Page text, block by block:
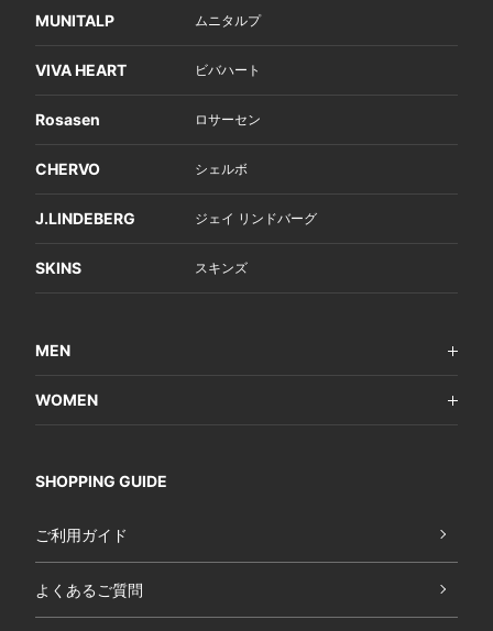
MUNITALP ムニタルプ
VIVA HEART ビバハート
Rosasen ロサーセン
CHERVO シェルボ
J.LINDEBERG ジェイ リンドバーグ
SKINS スキンズ
MEN
WOMEN
SHOPPING GUIDE
ご利用ガイド
よくあるご質問